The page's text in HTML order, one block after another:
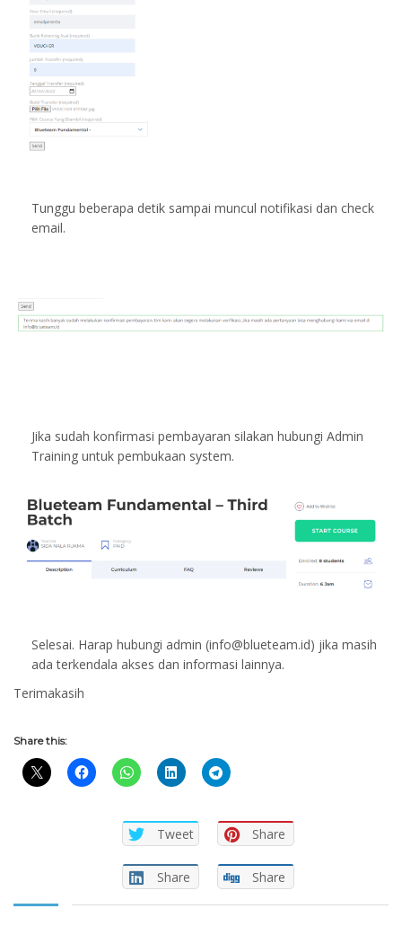
Tunggu beberapa detik sampai muncul notifikasi dan check
email.
Jika sudah konfirmasi pembayaran silakan hubungi Admin
Training untuk pembukaan system.
Selesai. Harap hubungi admin (info@blueteam.id) jika masih
ada terkendala akses dan informasi lainnya.
Terimakasih
Share this:
Tweet Share
Share Share